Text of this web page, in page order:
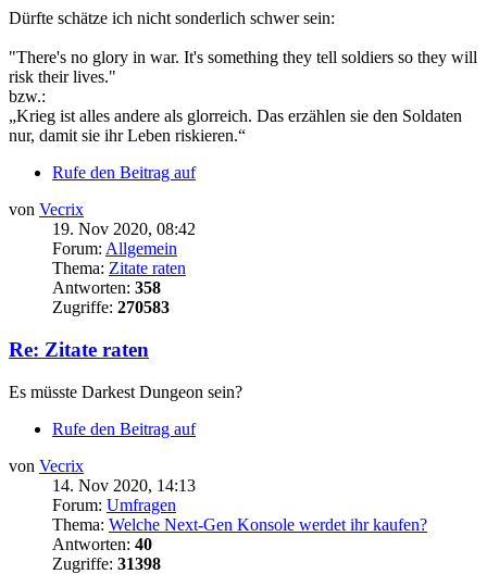
Dürfte schätze ich nicht sonderlich schwer sein:
"There's no glory in war. It's something they tell soldiers so they will
risk their lives."
bzw.:
„Krieg ist alles andere als glorreich. Das erzählen sie den Soldaten
nur, damit sie ihr Leben riskieren.“
Rufe den Beitrag auf
von Vecrix
19. Nov 2020, 08:42
Forum: Allgemein
Thema: Zitate raten
Antworten: 358
Zugriffe: 270583
Re: Zitate raten
Es müsste Darkest Dungeon sein?
Rufe den Beitrag auf
von Vecrix
14. Nov 2020, 14:13
Forum: Umfragen
Thema: Welche Next-Gen Konsole werdet ihr kaufen?
Antworten: 40
Zugriffe: 31398